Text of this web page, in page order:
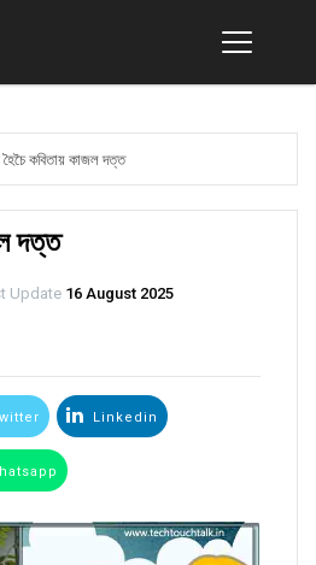
হৈচৈ কবিতায় কাজল দত্ত
দত্ত
Update 16 August 2025
Linkedin